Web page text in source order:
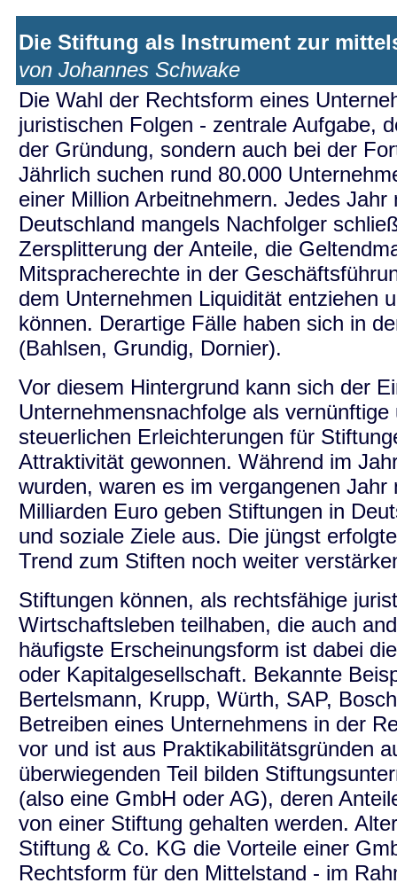
Die Stiftung als Instrument zur
von Johannes Schwake
Die Wahl der Rechtsform eines
juristischen Folgen - zentrale Aufgabe,
der Gründung, sondern auch bei der
Jährlich suchen rund 80.000
einer Million Arbeitnehmern. Jedes
Deutschland mangels Nachfolger
Zersplitterung der Anteile, die
Mitspracherechte in der
dem Unternehmen Liquidität entziehen
können. Derartige Fälle haben sich in
(Bahlsen, Grundig, Dornier).
Vor diesem Hintergrund kann sich der
Unternehmensnachfolge als
steuerlichen Erleichterungen für
Attraktivität gewonnen. Während im
wurden, waren es im vergangenen
Milliarden Euro geben Stiftungen in
und soziale Ziele aus. Die jüngst
Trend zum Stiften noch weiter
Stiftungen können, als rechtsfähige
Wirtschaftsleben teilhaben, die auch
häufigste Erscheinungsform ist dabei
oder Kapitalgesellschaft. Bekannte
Bertelsmann, Krupp, Würth, SAP,
Betreiben eines Unternehmens in der
vor und ist aus Praktikabilitätsgründen
überwiegenden Teil bilden
(also eine GmbH oder AG), deren
von einer Stiftung gehalten werden.
Stiftung & Co. KG die Vorteile einer
Rechtsform für den Mittelstand - im